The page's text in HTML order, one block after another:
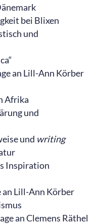
bei Blixen
und
an Lill-Ann Körber
Afrika
und
und writing
Inspiration
an Lill-Ann Körber
an Clemens Räthel